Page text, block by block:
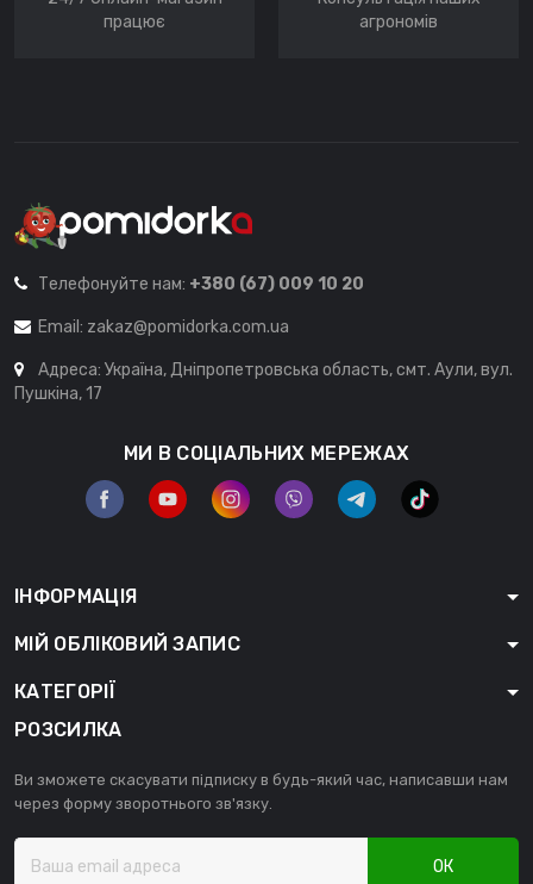
працює
агрономів
Телефонуйте нам: +380 (67) 009 10 20
Email: zakaz@pomidorka.com.ua
Адреса: Україна, Дніпропетровська область, смт. Аули, вул.
Пушкіна, 17
МИ В СОЦІАЛЬНИХ МЕРЕЖАХ
ІНФОРМАЦІЯ
МІЙ ОБЛІКОВИЙ ЗАПИС
КАТЕГОРІЇ
РОЗСИЛКА
Ви зможете скасувати підписку в будь-який час, написавши нам
через форму зворотнього зв'язку.
ОК